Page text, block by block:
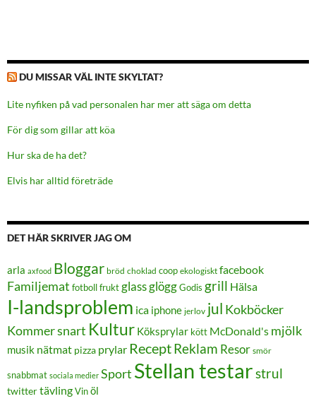
DU MISSAR VÄL INTE SKYLTAT?
Lite nyfiken på vad personalen har mer att säga om detta
För dig som gillar att köa
Hur ska de ha det?
Elvis har alltid företräde
DET HÄR SKRIVER JAG OM
arla axfood Bloggar bröd choklad coop ekologiskt facebook
Familjemat fotboll fruktglassglöggGodis grill Hälsa
I-landsproblem ica iphone jerlov jul Kokböcker
Kommer snart Kultur Köksprylar kött McDonald's mjölk
musik nätmat pizza prylar ReceptReklam Resor smör
snabbmat sociala medier Sport Stellan testarstrul
twittertävling Vin öl